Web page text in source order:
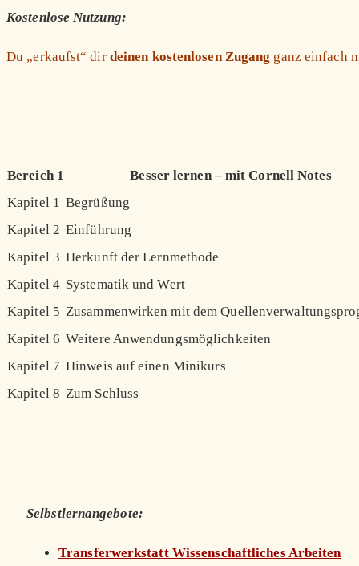
Kostenlose Nutzung:
Du „erkaufst“ dir deinen kostenlosen Zugang ganz einfach
Bereich 1
Besser lernen – mit Cornell Notes
Kapitel 1 Begrüßung
Kapitel 2 Einführung
Kapitel 3 Herkunft der Lernmethode
Kapitel 4 Systematik und Wert
Kapitel 5 Zusammenwirken mit dem
Kapitel 6 Weitere Anwendungsmöglichkeiten
Kapitel 7 Hinweis auf einen Minikurs
Kapitel 8 Zum Schluss
Selbstlernangebote:
Transferwerkstatt Wissenschaftliches Arbeiten